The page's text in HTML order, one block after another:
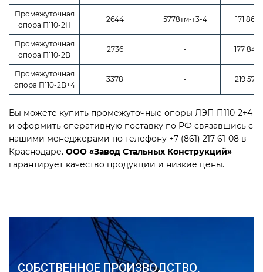
Промежуточная
опора П110-2Н
2644 5778тм-т3-4 171 860
Промежуточная
опора П110-2В
2736 - 177 840
Промежуточная
опора П110-2В+4
3378 - 219 570
Вы можете купить промежуточные опоры ЛЭП П110-2+4
и оформить оперативную поставку по РФ связавшись с
нашими менеджерами по телефону +7 (861) 217-61-08 в
Краснодаре. ООО «Завод Стальных Конструкций»
гарантирует качество продукции и низкие цены.
СОБСТВЕННОЕ ПРОИЗВОДСТВО,